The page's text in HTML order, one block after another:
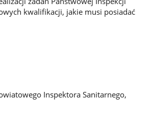
kwalifikacji, jakie musi posiadać
Inspektora Sanitarnego,